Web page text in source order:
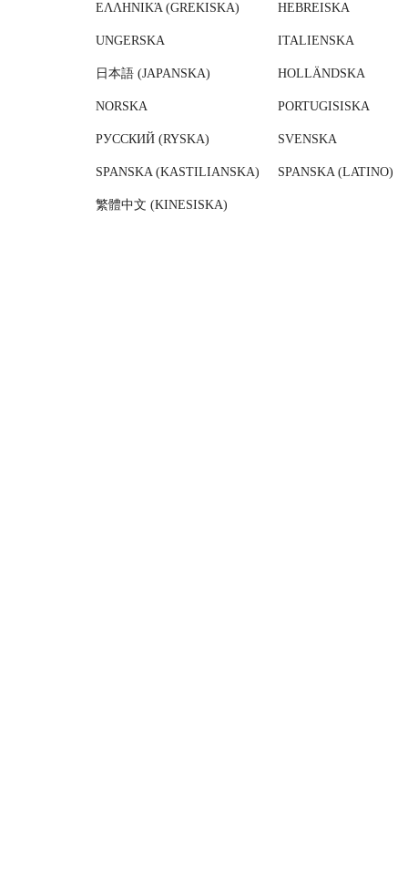
ΕΛΛΗΝΙΚΆ (GREKISKA) HEBREISKA
UNGERSKA ITALIENSKA
日本語 (JAPANSKA) HOLLÄNDSKA
NORSKA PORTUGISISKA
РУССКИЙ (RYSKA) SVENSKA
SPANSKA (KASTILIANSKA) SPANSKA (LATINO)
繁體中文 (KINESISKA)